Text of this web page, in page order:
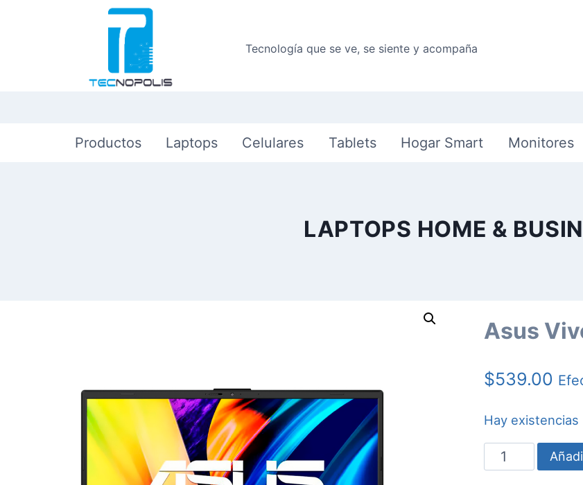
Tecnología que se ve, se siente y acompaña
Productos Laptops Celulares Tablets Hogar Smart Monitores
LAPTOPS HOME &
Asus
$539.00
Hay existencias
Asus
Vivobook